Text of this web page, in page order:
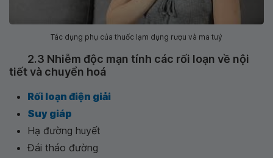
Tác dụng phụ của thuốc lạm dụng rượu và ma tuý
2.3 Nhiễm độc mạn tính các rối loạn về nội
tiết và chuyển hoá
Rối loạn điện giải
Suy giáp
Hạ đường huyết
Đái tháo đường